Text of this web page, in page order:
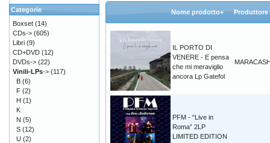
Nome prodotto+ Produttore
IL PORTO DI
VENERE - E pensa
che mi meraviglio
ancora Lp Gatefol
PFM - “Live in
Roma” 2LP
LIMITED EDITION
Categorie
Boxset (14)
CDs-> (605)
Libri (9)
CD+DVD (12)
DVDs-> (22)
Vinili-LPs-> (117)
B (6)
F (2)
H (1)
K
N (5)
S (12)
U (2)